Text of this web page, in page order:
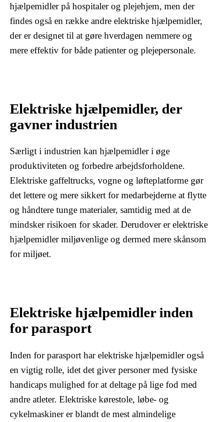
hjælpemidler på hospitaler og plejehjem, men der
findes også en række andre elektriske hjælpemidler,
der er designet til at gøre hverdagen nemmere og
mere effektiv for både patienter og plejepersonale.
Elektriske hjælpemidler, der
gavner industrien
Særligt i industrien kan hjælpemidler i øge
produktiviteten og forbedre arbejdsforholdene.
Elektriske gaffeltrucks, vogne og løfteplatforme gør
det lettere og mere sikkert for medarbejderne at flytte
og håndtere tunge materialer, samtidig med at de
mindsker risikoen for skader. Derudover er elektriske
hjælpemidler miljøvenlige og dermed mere skånsom
for miljøet.
Elektriske hjælpemidler inden
for parasport
Inden for parasport har elektriske hjælpemidler også
en vigtig rolle, idet det giver personer med fysiske
handicaps mulighed for at deltage på lige fod med
andre atleter. Elektriske kørestole, løbe- og
cykelmaskiner er blandt de mest almindelige